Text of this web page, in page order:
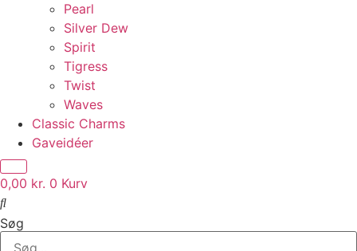
Pearl
Silver Dew
Spirit
Tigress
Twist
Waves
Classic Charms
Gaveidéer
0,00 kr. 0 Kurv
Søg